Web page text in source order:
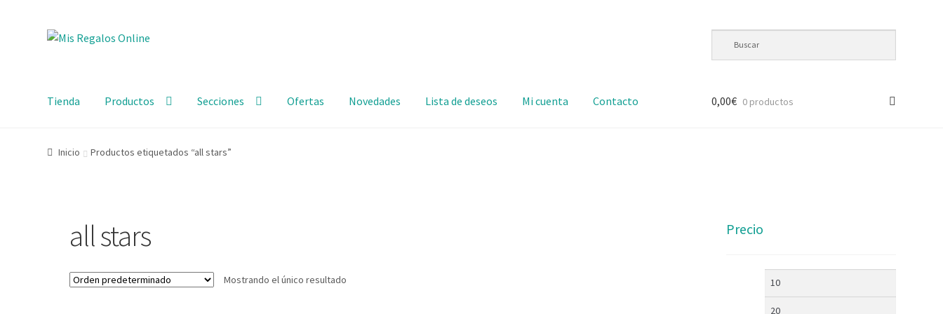
Tienda Productos Secciones Ofertas Novedades Lista de deseos Mi cuenta Contacto 0,00€ 0 productos
Inicio Productos etiquetados “all stars”
all stars
Mostrando el único resultado
Precio